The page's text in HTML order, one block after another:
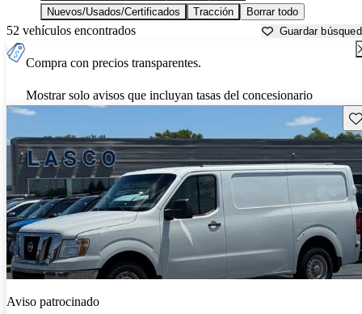
Nuevos/Usados/Certificados
Tracción Borrar todo
52 vehículos encontrados Guardar
Compra con precios transparentes.
Mostrar solo avisos que incluyan tasas del concesionario
Aviso patrocinado